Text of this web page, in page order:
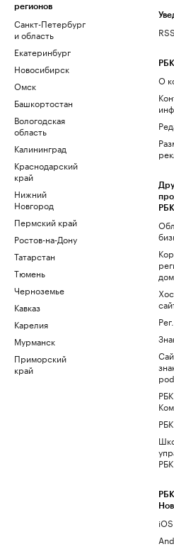
регионов
Санкт-Петербург
и область
Екатеринбург
Новосибирск
Омск
Башкортостан
Вологодская
область
Калининград
Краснодарский
край
Нижний
Новгород
Пермский край
Ростов-на-Дону
Татарстан
Тюмень
Черноземье
Кавказ
Карелия
Мурманск
Приморский
край
РБК
О
РБК
РБК
РБК
РБК
iOS